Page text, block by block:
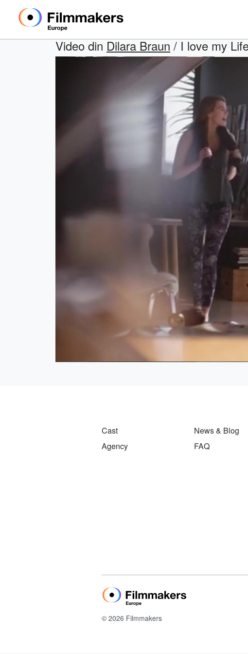
Video din Dilara Braun / I love my
Cast
Agency
News & Blog
FAQ
© 2026 Filmmakers